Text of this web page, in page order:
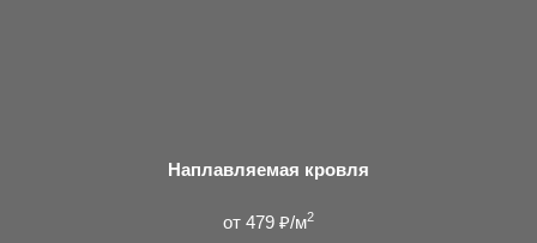
Наплавляемая кровля
от 479 ₽/м2